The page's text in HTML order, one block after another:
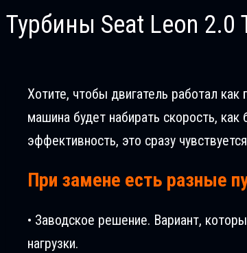
Турбины Seat Leon 2.0
Хотите, чтобы двигатель работал
машина будет набирать скорость,
эффективность, это сразу
При замене есть разные
• Заводское решение. Вариант,
нагрузки.